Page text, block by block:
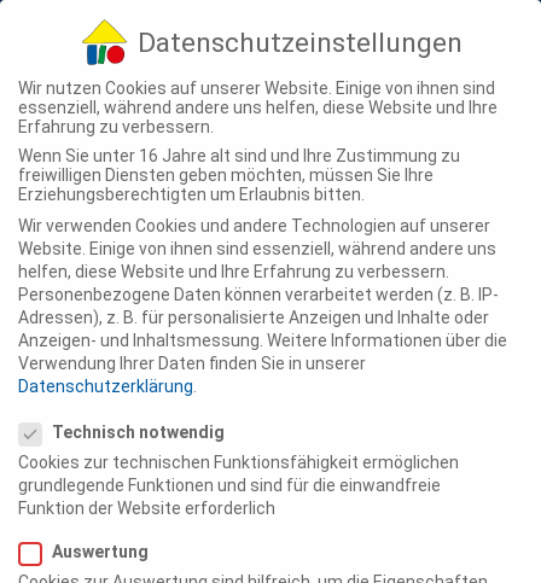
Gemeinschaftlich leben in Bennigsen: Neues
23 Juni, 2025
Datenschutzeinstellungen
Wir nutzen Cookies auf unserer Website. Einige von ihnen sind
essenziell, während andere uns helfen, diese Website und Ihre
Erfahrung zu verbessern.
Wenn Sie unter 16 Jahre alt sind und Ihre Zustimmung zu
freiwilligen Diensten geben möchten, müssen Sie Ihre
Erziehungsberechtigten um Erlaubnis bitten.
Wir verwenden Cookies und andere Technologien auf unserer
Website. Einige von ihnen sind essenziell, während andere uns
helfen, diese Website und Ihre Erfahrung zu verbessern.
Personenbezogene Daten können verarbeitet werden (z. B. IP-
Adressen), z. B. für personalisierte Anzeigen und Inhalte oder
Anzeigen- und Inhaltsmessung. Weitere Informationen über die
Verwendung Ihrer Daten finden Sie in unserer
Datenschutzerklärung
Technisch notwendig
Cookies zur technischen Funktionsfähigkeit ermöglichen
grundlegende Funktionen und sind für die einwandfreie
Funktion der Website erforderlich
Auswertung